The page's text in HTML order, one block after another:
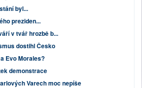
byl...
preziden...
v tvář hrozbě b...
dostihl Česko
Evo Morales?
demonstrace
Varech moc nepíše